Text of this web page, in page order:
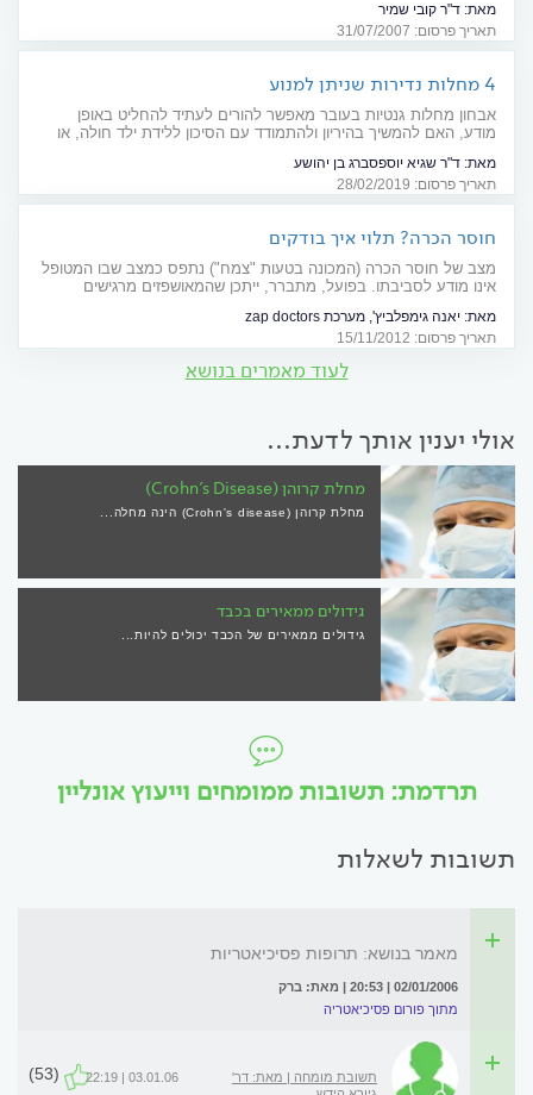
מאת: ד"ר קובי שמיר
תאריך פרסום: 31/07/2007
4 מחלות נדירות שניתן למנוע
אבחון מחלות גנטיות בעובר מאפשר להורים לעתיד להחליט באופן
מודע, האם להמשיך בהיריון ולהתמודד עם הסיכון ללידת ילד חולה, או
מאת: ד"ר שגיא יוספסברג בן יהושע
תאריך פרסום: 28/02/2019
חוסר הכרה? תלוי איך בודקים
מצב של חוסר הכרה (המכונה בטעות "צמח") נתפס כמצב שבו המטופל
אינו מודע לסביבתו. בפועל, מתברר, ייתכן שהמאושפזים מרגישים
מאת: יאנה גימפלביץ', מערכת zap doctors
תאריך פרסום: 15/11/2012
לעוד מאמרים בנושא
אולי יענין אותך לדעת...
מחלת קרוהן (Crohn's Disease)
מחלת קרוהן (Crohn's disease) הינה מחלה...
גידולים ממאירים בכבד
גידולים ממאירים של הכבד יכולים להיות...
תרדמת: תשובות ממומחים וייעוץ אונליין
תשובות לשאלות
מאמר בנושא: תרופות פסיכיאטריות
02/01/2006 | 20:53 | מאת: ברק
מתוך פורום פסיכיאטריה
תשובת מומחה | מאת: דר'
03.01.06 | 22:19
(53)